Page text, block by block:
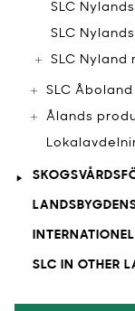
SLC
SLC
SLC
SLC Åboland
Ålands
SLC IN OTHER